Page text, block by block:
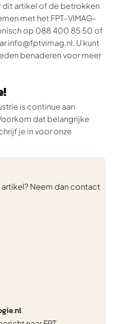
dit artikel of de betrokken
met het FPT-VIMAG-
op 088 400 85 50 of
info@fptvimag.nl. U kunt
benaderen voor meer
is continue aan
dat belangrijke
je in voor onze
Neem dan contact